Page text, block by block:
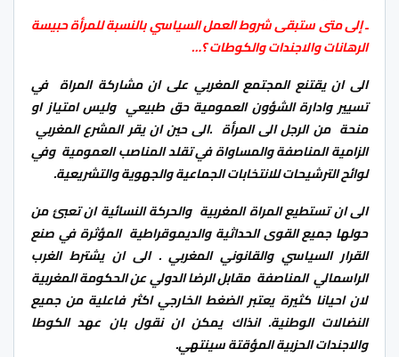
ـ إلى متى ستبقى شروط العمل السياسي بالنسبة للمرأة حبيسة
الرهانات والاجندات والكوطات ؟…
الى ان يقتنع المجتمع المغربي على ان مشاركة المراة في
تسيير وادارة الشؤون العمومية حق طبيعي وليس امتياز او
منحة من الرجل الى المرأة .الى حين ان يقر المشرع المغربي
الزامية المناصفة والمساواة في تقلد المناصب العمومية وفي
لوائح الترشيحات للانتخابات الجماعية والجهوية والتشريعية.
الى ان تستطيع المراة المغربية والحركة النسائية ان تعبئ من
حولها جميع القوى الحداثية والديموقراطية المؤثرة في صنع
القرار السياسي والقانوني المغربي . الى ان يشترط الغرب
الراسمالي المناصفة مقابل الرضا الدولي عن الحكومة المغربية
لان احيانا كثيرة يعتبر الضغط الخارجي اكثر فاعلية من جميع
النضالات الوطنية. انذاك يمكن ان نقول بان عهد الكوطا
والاجندات الحزبية المؤقتة سينتهي.